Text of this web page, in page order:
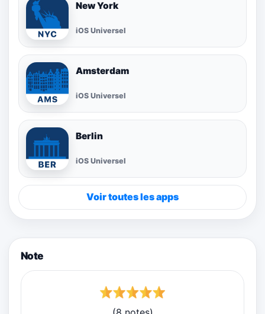
New York
iOS Universel
Amsterdam
iOS Universel
Berlin
iOS Universel
Voir toutes les apps
Note